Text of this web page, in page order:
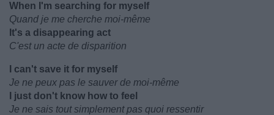
When I'm searching for myself
Quand je me cherche moi-même
It's a disappearing act
C'est un acte de disparition
I can't save it for myself
Je ne peux pas le sauver de moi-même
I just don't know how to feel
Je ne sais tout simplement pas quoi ressentir